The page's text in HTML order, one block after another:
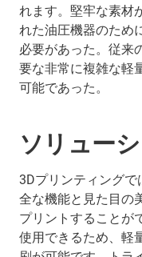
れます。堅牢な素材
れた油圧機器のため
必要があった。従来
要な非常に複雑な軽
可能であった。
ソリュー
3Dプリンティング
全な機能と見た目の
プリントすることが
使用できるため、軽